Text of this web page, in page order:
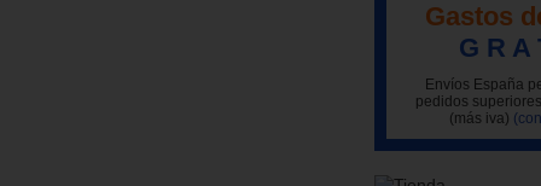
Gastos
G R A
Envíos España
pedidos
(más iva)